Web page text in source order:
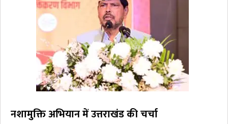
नशामुक्ति अभियान में उत्तराखंड की चर्चा